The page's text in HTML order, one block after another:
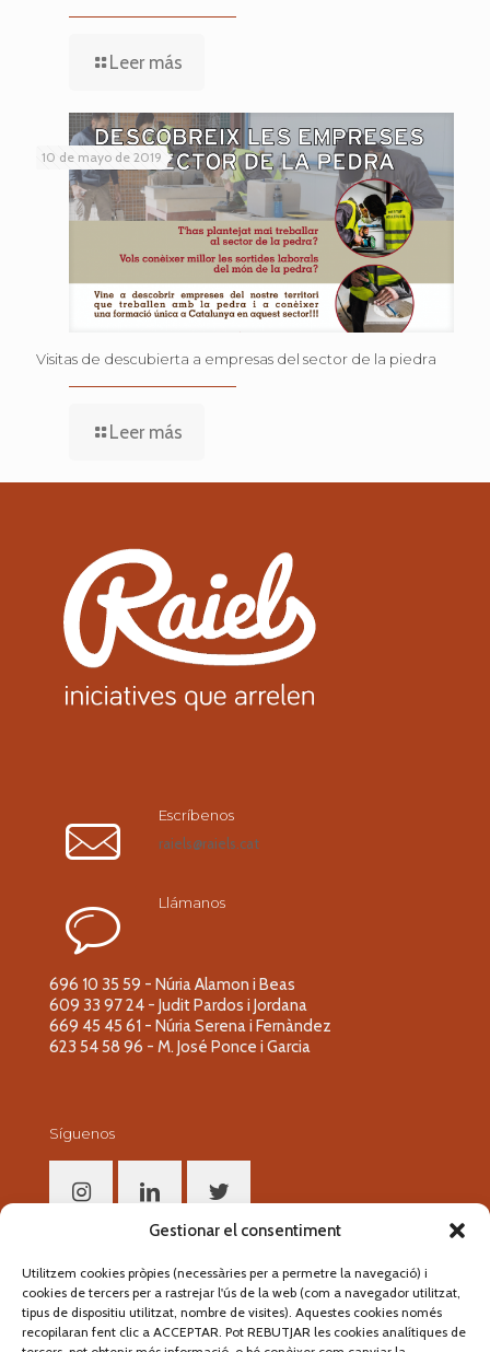
Gestionar el consentiment
Utilitzem cookies pròpies (necessàries per a permetre la navegació) i
cookies de tercers per a rastrejar l'ús de la web (com a navegador utilitzat,
tipus de dispositiu utilitzat, nombre de visites). Aquestes cookies només
recopilaran fent clic a ACCEPTAR. Pot REBUTJAR les cookies analítiques de
Leer más
10 de mayo de 2019
Visitas de descubierta a empresas del sector de la piedra
Leer más
Escríbenos
raiels@raiels.cat
Llámanos
696 10 35 59 - Núria Alamon i Beas
609 33 97 24 - Judit Pardos i Jordana
669 45 45 61 - Núria Serena i Fernàndez
623 54 58 96 - M. José Ponce i Garcia
Síguenos
Segueix-nos!